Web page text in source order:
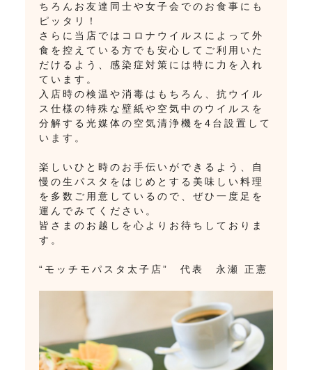
ちろんお友達同士や女子会でのお食事にも
ピッタリ！
さらに当店ではコロナウイルスによって外
食を控えている方でも安心してご利用いた
だけるよう、感染症対策には特に力を入れ
ています。
入店時の検温や消毒はもちろん、抗ウイル
ス仕様の特殊な壁紙や空気中のウイルスを
分解する光媒体の空気清浄機を4台設置して
います。
楽しいひと時のお手伝いができるよう、自
慢の生パスタをはじめとする美味しい料理
を多数ご用意しているので、ぜひ一度足を
運んでみてください。
皆さまのお越しを心よりお待ちしておりま
す。
“モッチモパスタ太子店” 代表 永瀬 正憲